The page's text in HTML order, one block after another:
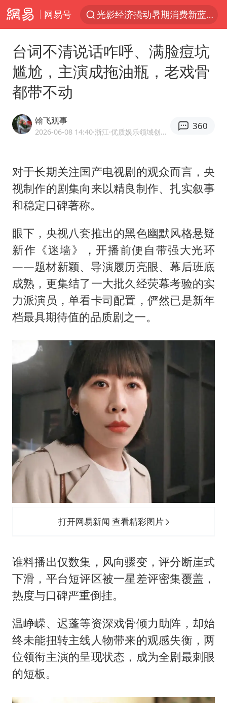
网易号
浙江上海等地有大雨或暴雨
西湖突现狂风暴雨 游客瞬间被浇透
香港正式允许“拒绝抢救”
视频丨中国东方电气集团原党组副书记、董事宋致远被查
“不怕六爷挂得多 就怕六爷挂一颗”
杭州全市有序停课
专家：出口是当前资产定价的宏观条件
香港宏福苑火灾或由烟头引起
几元成本的AI广告导致千万市值蒸发
浙江台州《告全体市民书》
酒店回应车内过夜被收150元
乐享全民健身 共筑健康中国
台词不清说话咋呼、满脸痘坑
尴尬，主演成拖油瓶，老戏骨
都带不动
翰飞观事
2026-06-08 14:40·浙江 ·优质娱乐领域创作者
360
对于长期关注国产电视剧的观众而言，央
视制作的剧集向来以精良制作、扎实叙事
和稳定口碑著称。
眼下，央视八套推出的黑色幽默风格悬疑
新作《迷墙》，开播前便自带强大光环
——题材新颖、导演履历亮眼、幕后班底
成熟，更集结了一大批久经荧幕考验的实
力派演员，单看卡司配置，俨然已是新年
档最具期待值的品质剧之一。
打开网易新闻 查看精彩图片
谁料播出仅数集，风向骤变，评分断崖式
下滑，平台短评区被一星差评密集覆盖，
热度与口碑严重倒挂。
温峥嵘、迟蓬等资深戏骨倾力助阵，却始
终未能扭转主线人物带来的观感失衡，两
位领衔主演的呈现状态，成为全剧最刺眼
的短板。